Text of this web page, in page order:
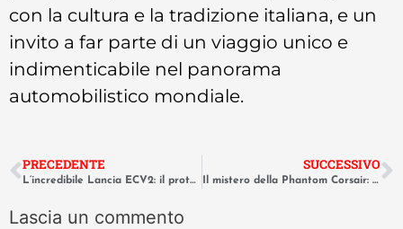
con la cultura e la tradizione italiana, e un
invito a far parte di un viaggio unico e
indimenticabile nel panorama
automobilistico mondiale.
PRECEDENTE
L’incredibile Lancia ECV2: il prototipo mai nato del mostruoso Gruppo S.
SUCCESSIVO
Il mistero della Phantom Corsair: l’auto del futuro arrivata nel 1938.
Lascia un commento